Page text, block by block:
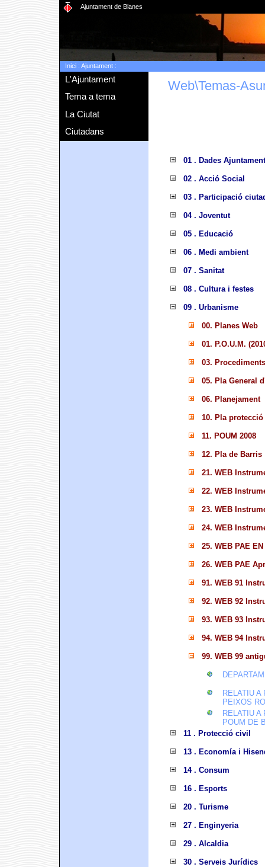
Ajuntament de Blanes
Inici: Ajuntament:
L'Ajuntament
Tema a tema
La Ciutat
Ciutadans
Web\Temas-
01 . Dades Ajuntament
02 . Acció Social
03 . Participació
04 . Joventut
05 . Educació
06 . Medi ambient
07 . Sanitat
08 . Cultura i festes
09 . Urbanisme
00. Planes Web
01. P.O.U.M.
03.
05. Pla General
06. Planejament
10. Pla
11. POUM 2008
12. Pla de Barris
21. WEB
22. WEB
23. WEB
24. WEB
25. WEB PAE
26. WEB PAE
91. WEB 91
92. WEB 92
93. WEB 93
94. WEB 94
99. WEB 99
RELATIU A
PEIXOS
RELATIU A
POUM DE
11 . Protecció civil
13 . Economía i
14 . Consum
16 . Esports
20 . Turisme
27 . Enginyeria
29 . Alcaldia
30 . Serveis Jurídics